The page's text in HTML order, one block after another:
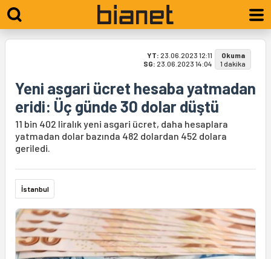
YT: 23.06.2023 12:11
SG: 23.06.2023 14:04
Okuma
1 dakika
Yeni asgari ücret hesaba yatmadan
eridi: Üç günde 30 dolar düştü
11 bin 402 liralık yeni asgari ücret, daha hesaplara
yatmadan dolar bazında 482 dolardan 452 dolara
geriledi.
İstanbul